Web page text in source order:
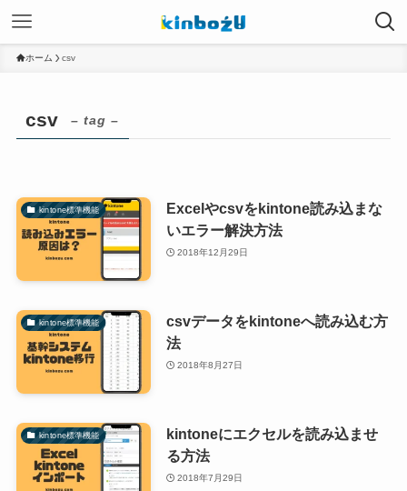
ホーム csv
csv – tag –
kintone標準機能
Excelやcsvをkintone読み込まな
いエラー解決方法
2018年12月29日
kintone標準機能
csvデータをkintoneへ読み込む方
法
2018年8月27日
kintone標準機能
kintoneにエクセルを読み込ませ
る方法
2018年7月29日